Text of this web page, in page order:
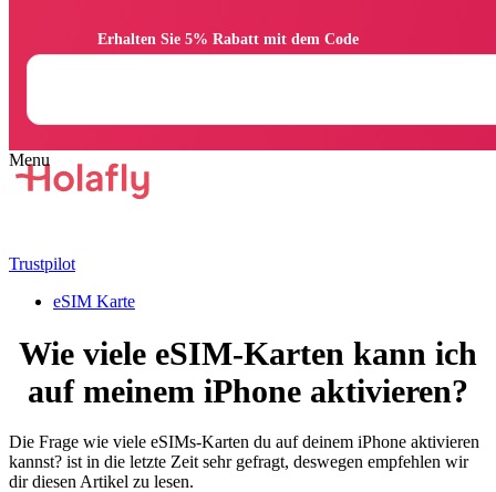
Trustpilot
eSIM Karte
Wie viele eSIM-Karten kann ich
auf meinem iPhone aktivieren?
Die Frage wie viele eSIMs-Karten du auf deinem iPhone aktivieren
kannst? ist in die letzte Zeit sehr gefragt, deswegen empfehlen wir
dir diesen Artikel zu lesen.